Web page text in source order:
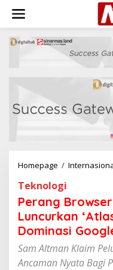
w
Homepage /
Teknologi
Perang
Luncurkan
Dominasi
Sam Altman Klaim
Ancaman Nyata Bagi